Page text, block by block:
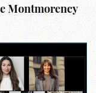
Montmorency